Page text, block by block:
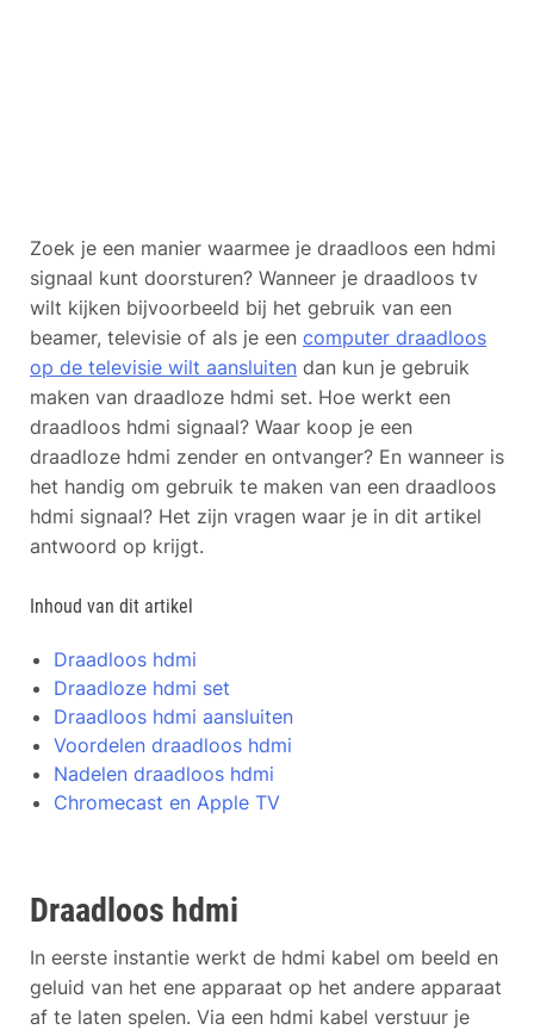
Zoek je een manier waarmee je draadloos een hdmi
signaal kunt doorsturen? Wanneer je draadloos tv
wilt kijken bijvoorbeeld bij het gebruik van een
beamer, televisie of als je een computer draadloos
op de televisie wilt aansluiten dan kun je gebruik
maken van draadloze hdmi set. Hoe werkt een
draadloos hdmi signaal? Waar koop je een
draadloze hdmi zender en ontvanger? En wanneer is
het handig om gebruik te maken van een draadloos
hdmi signaal? Het zijn vragen waar je in dit artikel
antwoord op krijgt.
Inhoud van dit artikel
Draadloos hdmi
Draadloze hdmi set
Draadloos hdmi aansluiten
Voordelen draadloos hdmi
Nadelen draadloos hdmi
Chromecast en Apple TV
Draadloos hdmi
In eerste instantie werkt de hdmi kabel om beeld en
geluid van het ene apparaat op het andere apparaat
af te laten spelen. Via een hdmi kabel verstuur je